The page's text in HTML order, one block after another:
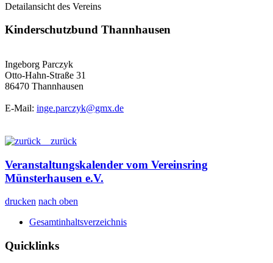
Detailansicht des Vereins
Kinderschutzbund Thannhausen
Ingeborg Parczyk
Otto-Hahn-Straße 31
86470 Thannhausen
E-Mail: inge.parczyk@gmx.de
zurück
Veranstaltungskalender vom Vereinsring
Münsterhausen e.V.
drucken nach oben
Gesamtinhaltsverzeichnis
Quicklinks